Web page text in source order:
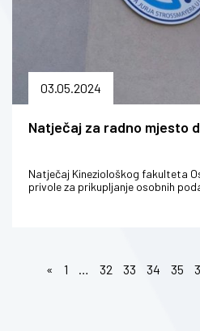
03.05.2024
Natječaj za radno mjesto
Natječaj Kineziološkog fakulteta
privole za prikupljanje osobnih
« 1 … 32 33 34 35